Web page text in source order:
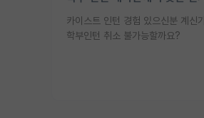
카이스트 인턴 경험 있으신분 계신
학부인턴 취소 불가능할까요?